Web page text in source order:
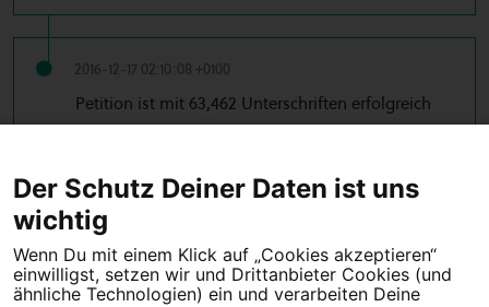
2016-12-17 02:10:08 +0100
Petition ist mit 63,462 Unterschriften erfolgreich
← Vorherige 1 2 … 39 40 41 42
43
44
45 46
Tipps für deine Petition
Der Schutz Deiner Daten ist uns
wichtig
Wenn Du mit einem Klick auf „Cookies akzeptieren“
einwilligst, setzen wir und Drittanbieter Cookies (und
ähnliche Technologien) ein und verarbeiten Deine